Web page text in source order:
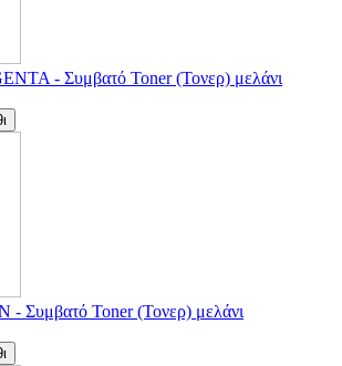
- Συμβατό Toner (Τονερ) μελάνι
- Συμβατό Toner (Τονερ) μελάνι